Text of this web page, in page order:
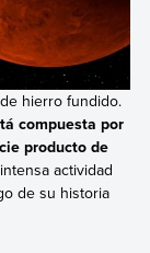
hierro fundido.
compuesta por
producto de
actividad
de su historia